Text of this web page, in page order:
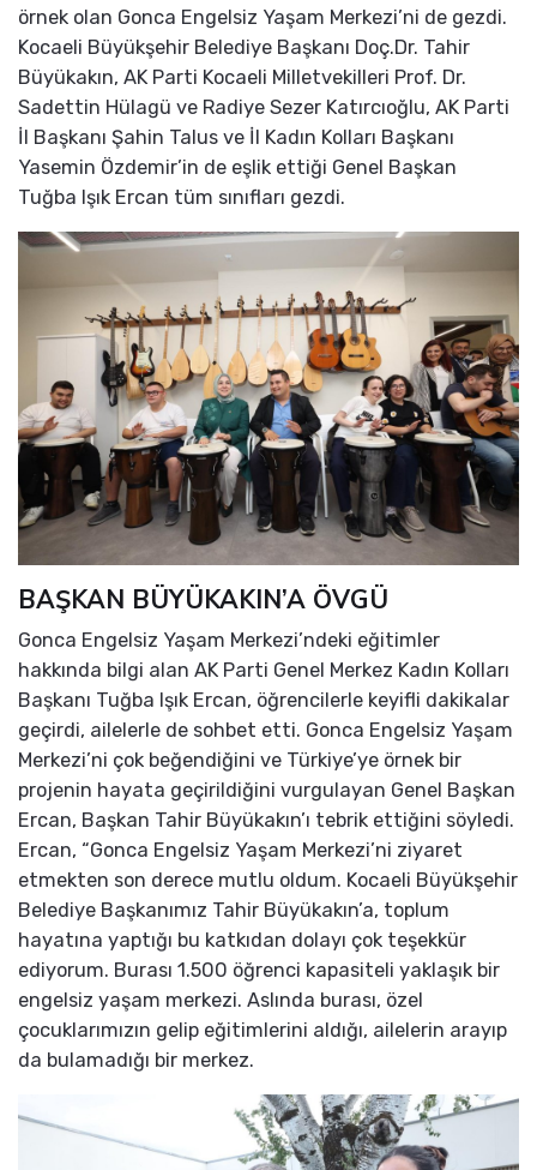
örnek olan Gonca Engelsiz Yaşam Merkezi’ni de gezdi.
Kocaeli Büyükşehir Belediye Başkanı Doç.Dr. Tahir
Büyükakın, AK Parti Kocaeli Milletvekilleri Prof. Dr.
Sadettin Hülagü ve Radiye Sezer Katırcıoğlu, AK Parti
İl Başkanı Şahin Talus ve İl Kadın Kolları Başkanı
Yasemin Özdemir’in de eşlik ettiği Genel Başkan
Tuğba Işık Ercan tüm sınıfları gezdi.
BAŞKAN BÜYÜKAKIN’A ÖVGÜ
Gonca Engelsiz Yaşam Merkezi’ndeki eğitimler
hakkında bilgi alan AK Parti Genel Merkez Kadın Kolları
Başkanı Tuğba Işık Ercan, öğrencilerle keyifli dakikalar
geçirdi, ailelerle de sohbet etti. Gonca Engelsiz Yaşam
Merkezi’ni çok beğendiğini ve Türkiye’ye örnek bir
projenin hayata geçirildiğini vurgulayan Genel Başkan
Ercan, Başkan Tahir Büyükakın’ı tebrik ettiğini söyledi.
Ercan, “Gonca Engelsiz Yaşam Merkezi’ni ziyaret
etmekten son derece mutlu oldum. Kocaeli Büyükşehir
Belediye Başkanımız Tahir Büyükakın’a, toplum
hayatına yaptığı bu katkıdan dolayı çok teşekkür
ediyorum. Burası 1.500 öğrenci kapasiteli yaklaşık bir
engelsiz yaşam merkezi. Aslında burası, özel
çocuklarımızın gelip eğitimlerini aldığı, ailelerin arayıp
da bulamadığı bir merkez.